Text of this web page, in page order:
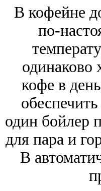
В кофейне
по-
кофе в
один бойлер
для пара и
В